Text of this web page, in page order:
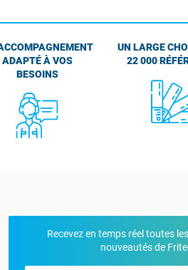
ADAPTÉ À VOS
BESOINS
UN LARGE
22 000
Recevez en temps réel toutes
nouveautés de